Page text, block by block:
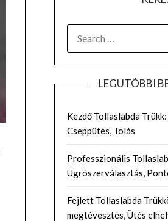
FOR:
LEGUTÓBBI
Kezdő Tollaslabda
Cseppütés, Tolás
Professzionális
Ugrószerválasztás,
Fejlett Tollaslabda
megtévesztés, Ütés